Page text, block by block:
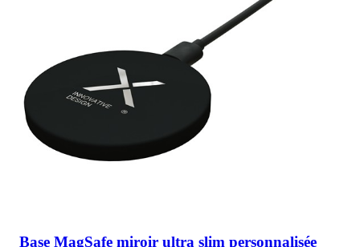
Base MagSafe miroir ultra slim personnalisée